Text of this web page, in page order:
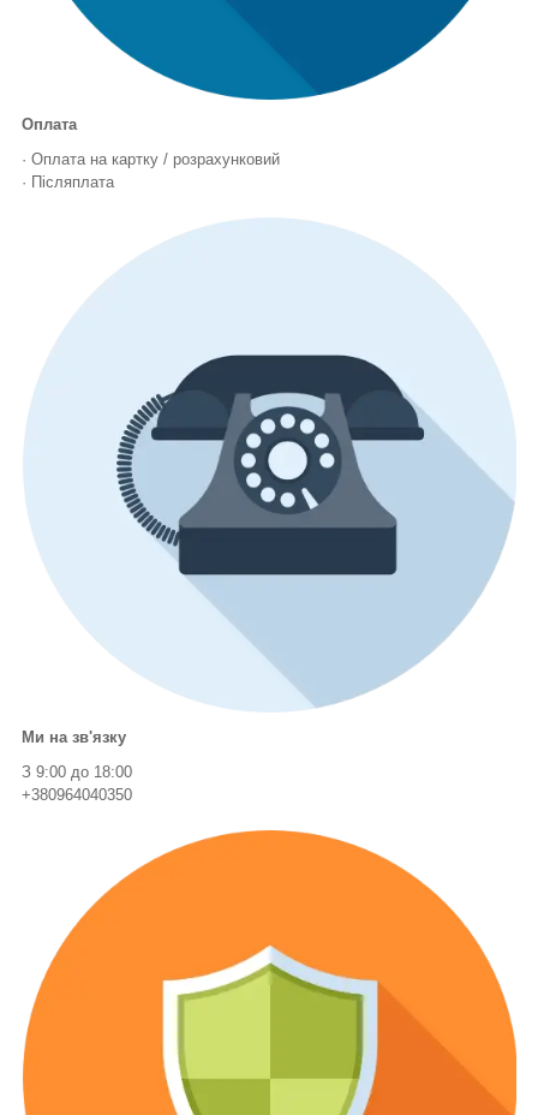
Оплата
· Оплата на картку / розрахунковий
· Післяплата
Ми на зв'язку
З 9:00 до 18:00
+380964040350